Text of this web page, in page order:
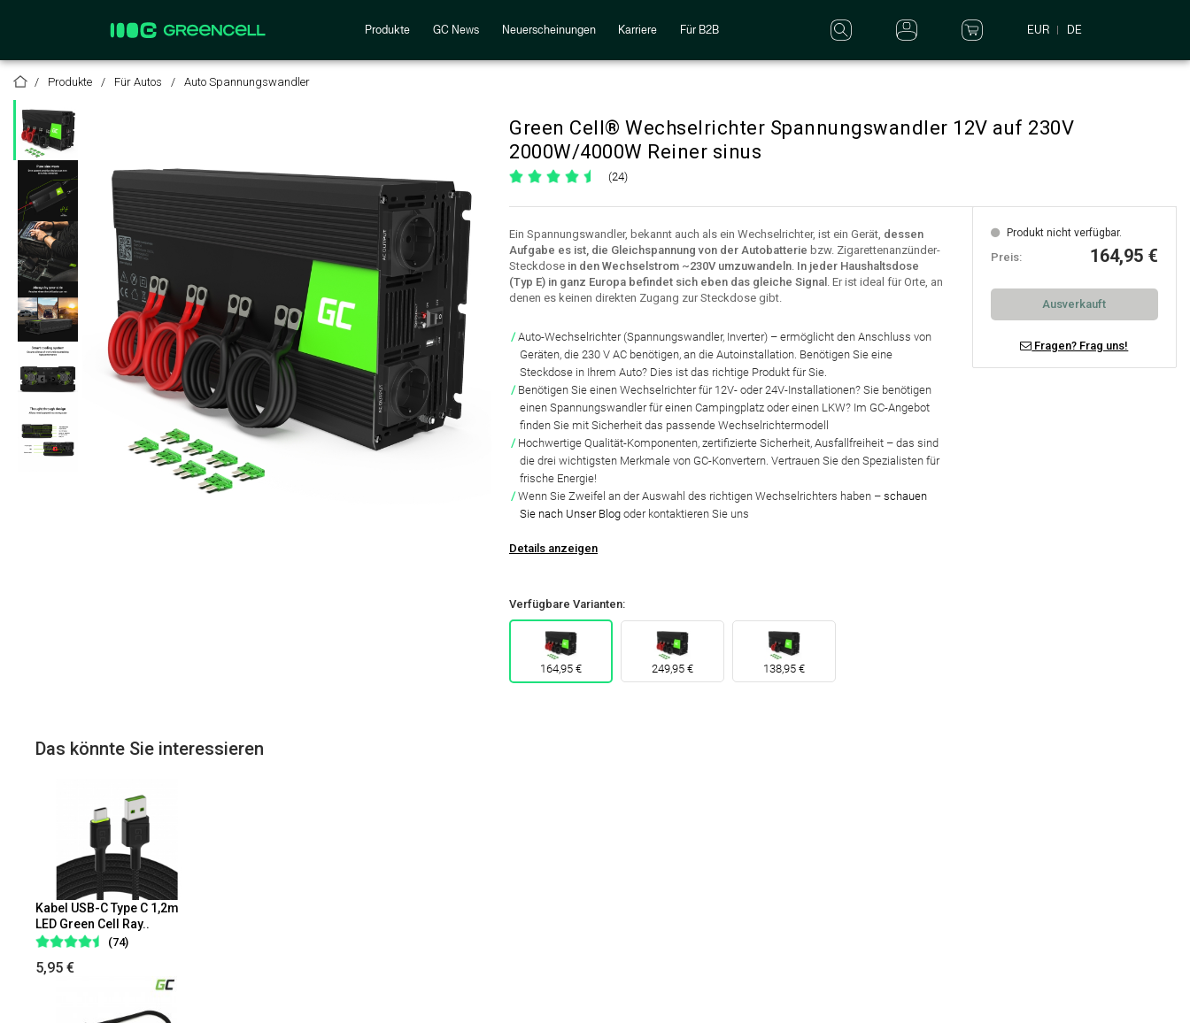
Produkte GC News Neuerscheinungen Karriere Für B2B EUR DE
Produkte Für Autos Auto Spannungswandler
Green Cell® Wechselrichter Spannungswandler 12V auf 230V
2000W/4000W Reiner sinus
(24)
Ein Spannungswandler, bekannt auch als ein Wechselrichter, ist ein Gerät, dessen
Aufgabe es ist, die Gleichspannung von der Autobatterie bzw. Zigarettenanzünder-
Steckdose in den Wechselstrom ~230V umzuwandeln. In jeder Haushaltsdose
(Typ E) in ganz Europa befindet sich eben das gleiche Signal . Er ist ideal für Orte, an
denen es keinen direkten Zugang zur Steckdose gibt.
Auto-Wechselrichter (Spannungswandler, Inverter) – ermöglicht den Anschluss von
Geräten, die 230 V AC benötigen, an die Autoinstallation. Benötigen Sie eine
Steckdose in Ihrem Auto? Dies ist das richtige Produkt für Sie.
Benötigen Sie einen Wechselrichter für 12V- oder 24V-Installationen? Sie benötigen
einen Spannungswandler füreinen Campingplatz oder einen LKW? Im GC-Angebot
finden Sie mit Sicherheit das passende Wechselrichtermodell
Hochwertige Qualität-Komponenten, zertifizierte Sicherheit, Ausfallfreiheit – das sind
die drei wichtigsten Merkmale von GC-Konvertern. Vertrauen Sie den Spezialisten für
frische Energie!
Wenn Sie Zweifel an der Auswahl des richtigen Wechselrichters haben – schauen
Sie nach Unser Blog oder kontaktieren Sie uns
Details anzeigen
Produkt nicht verfügbar.
Preis: 164,95 €
Ausverkauft
Fragen? Frag uns!
Verfügbare Varianten:
164,95 € 249,95 € 138,95 €
Das könnte Sie interessieren
Kabel USB-C Type C 1,2m
LED Green Cell Ray..
(74)
5,95 €